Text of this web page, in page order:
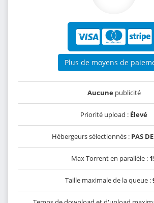
Plus de moyens de
Aucunepublicité
Priorité upload : Élevé
Hébergeurs sélectionnés : PAS
Max Torrent en parallèle :
Taille maximale de la queue :